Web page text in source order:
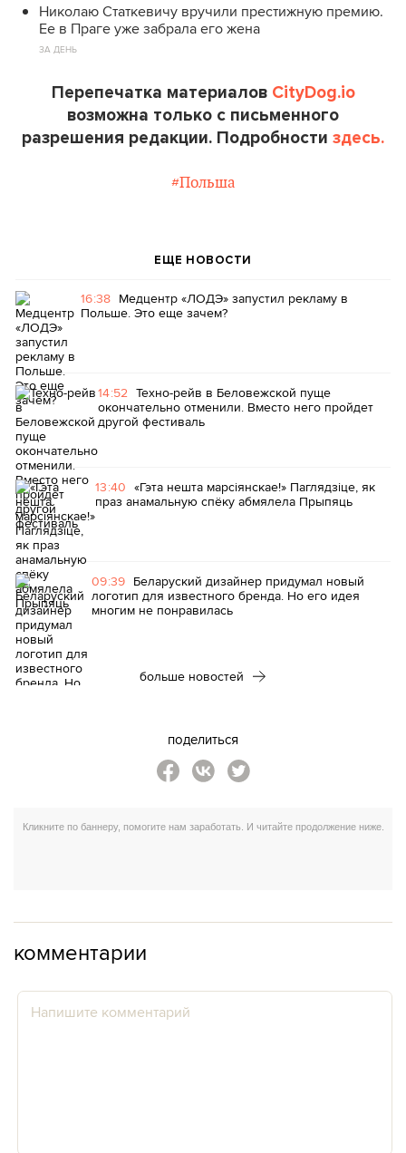
Николаю Статкевичу вручили престижную премию.
Ее в Праге уже забрала его жена
ЗА ДЕНЬ
Перепечатка материалов CityDog.io
возможна только с письменного
разрешения редакции. Подробности здесь.
#Польша
ЕЩЕ НОВОСТИ
16:38 Медцентр «ЛОДЭ» запустил рекламу в
Польше. Это еще зачем?
14:52 Техно-рейв в Беловежской пуще
окончательно отменили. Вместо него пройдет
другой фестиваль
13:40 «Гэта нешта марсіянскае!» Паглядзіце, як
праз анамальную спёку абмялела Прыпяць
09:39 Беларуский дизайнер придумал новый
логотип для известного бренда. Но его идея
многим не понравилась
больше новостей
поделиться
комментарии